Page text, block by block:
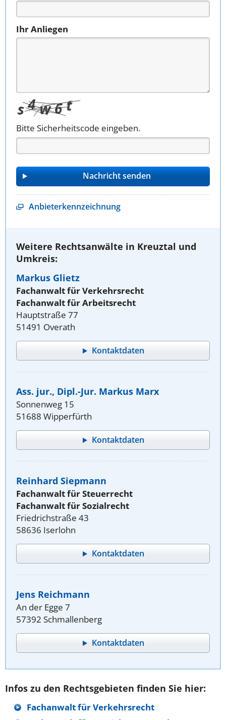
Ihr Anliegen
Bitte Sicherheitscode eingeben.
Anbieterkennzeichnung
Weitere Rechtsanwälte in Kreuztal und
Umkreis:
Markus Glietz
Fachanwalt für Verkehrsrecht
Fachanwalt für Arbeitsrecht
Hauptstraße 77
51491 Overath
Kontaktdaten
Ass. jur., Dipl.-Jur. Markus Marx
Sonnenweg 15
51688 Wipperfürth
Kontaktdaten
Reinhard Siepmann
Fachanwalt für Steuerrecht
Fachanwalt für Sozialrecht
Friedrichstraße 43
58636 Iserlohn
Kontaktdaten
Jens Reichmann
An der Egge 7
57392 Schmallenberg
Kontaktdaten
Infos zu den Rechtsgebieten finden Sie hier:
Fachanwalt für Verkehrsrecht